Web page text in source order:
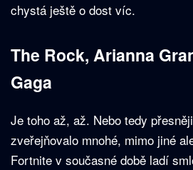
chystá ještě o dost víc.
The Rock, Arianna
Gaga
Je toho až, až. Nebo tedy
zveřejňovalo mnohé, mimo jiné
Fortnite v současné době ladí